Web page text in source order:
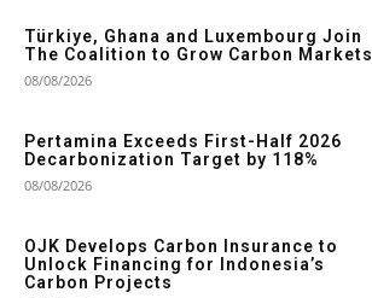
Türkiye, Ghana and Luxembourg Join
The Coalition to Grow Carbon Markets
08/08/2026
Pertamina Exceeds First-Half 2026
Decarbonization Target by 118%
08/08/2026
OJK Develops Carbon Insurance to
Unlock Financing for Indonesia’s
Carbon Projects